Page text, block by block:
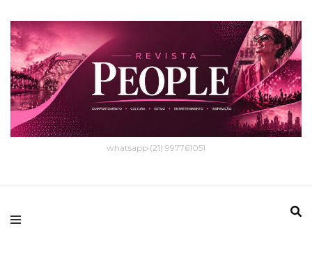
whatsapp (21) 997761051